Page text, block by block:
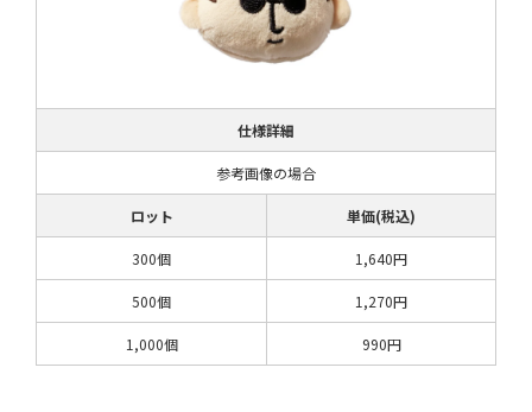
仕様詳細
参考画像の場合
ロット 単価(税込)
300個 1,640円
500個 1,270円
1,000個 990円